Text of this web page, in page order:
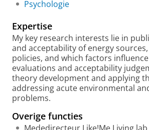
c
P
o
r
t
a
l
Psychologie
Expertise
My key research interests lie in
and acceptability of energy
policies, and which factors
evaluations and acceptability
theory development and applying
addressing acute environmental
problems.
Overige functies